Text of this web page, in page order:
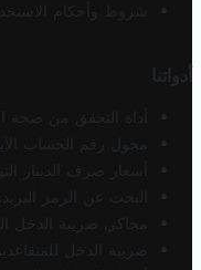
شروط وأحكام
أدواتنا
أداة التحقق من صحة
محول رقم الحساب
أسعار صرف الدينار
البحث عن الرمز
محاكي ضريبة الدخل
ضريبة الدخل